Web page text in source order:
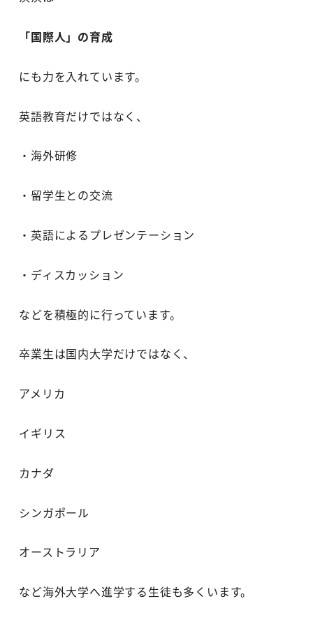
「国際人」の育成
にも力を入れています。
英語教育だけではなく、
・海外研修
・留学生との交流
・英語によるプレゼンテーション
・ディスカッション
などを積極的に行っています。
卒業生は国内大学だけではなく、
アメリカ
イギリス
カナダ
シンガポール
オーストラリア
など海外大学へ進学する生徒も多くいます。